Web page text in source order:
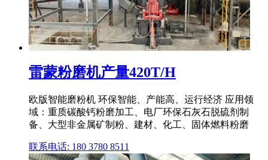
雷蒙粉磨机产量420T/H
欧版智能磨粉机 环保智能、产能高、运行经济 应用领
域：重质碳酸钙粉磨加工、电厂环保石灰石脱硫剂制
备、大型非金属矿制粉、建材、化工、固体燃料粉磨
联系电话: 180 3780 8511